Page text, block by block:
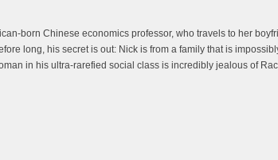
born Chinese economics professor, who travels to her
long, his secret is out: Nick is from a family that is
in his ultra-rarefied social class is incredibly jealous of